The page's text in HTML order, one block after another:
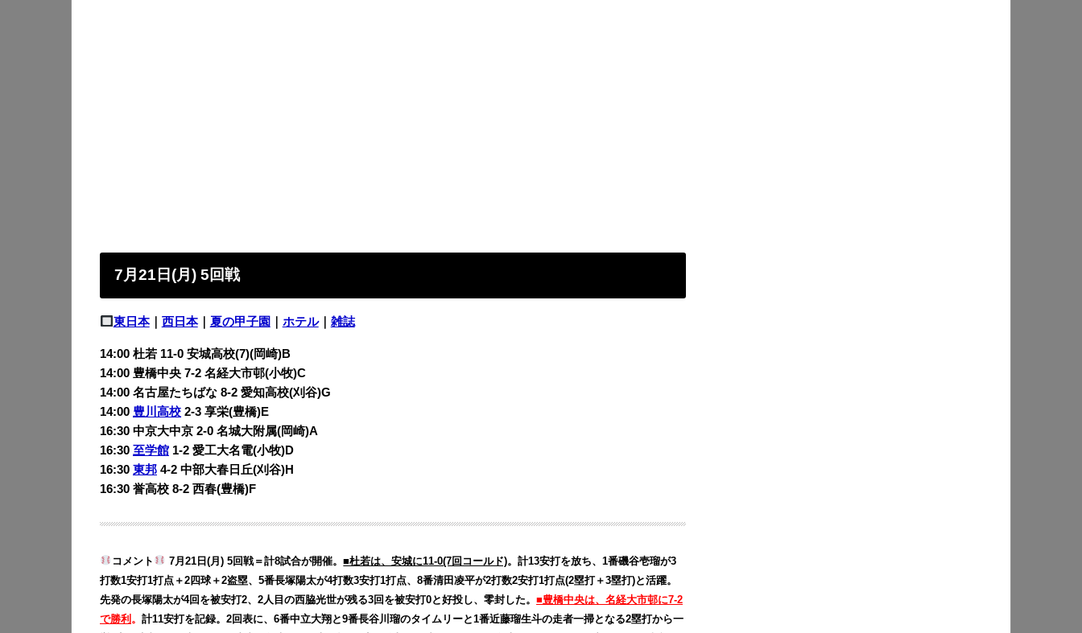
7月21日(月) 5回戦
東日本｜ 西日本｜ 夏の甲子園 ホテル｜ 雑誌
14:00 杜若 11-0 安城高校(7)(岡崎)B
14:00 豊橋中央 7-2 名経大市邨(小牧)C
14:00 名古屋たちばな 8-2 愛知高校(刈谷)G
14:00 豊川高校 2-3 享栄(豊橋)E
16:30 中京大中京 2-0 名城大附属(岡崎)A
16:30 至学館 1-2 愛工大名電(小牧)D
16:30 東邦 4-2 中部大春日丘(刈谷)H
16:30 誉高校 8-2 西春(豊橋)F
コメント 7月21日(月) 5回戦＝計8試合が開催。■杜若は、安城に11-0(7回コールド)。計13安打を放ち、1番磯谷壱瑠が3
打数1安打1打点＋2四球＋2盗塁、5番長塚陽太が4打数3安打1打点、8番清田凌平が2打数2安打1打点(2塁打＋3塁打)と活躍。
先発の長塚陽太が4回を被安打2、2人目の西脇光世が残る3回を被安打0と好投し、零封した。 ■豊橋中央は、名経大市邨に7-2
で勝利 。 計11安打を記録。2回表に、6番中立大翔と9番長谷川瑠のタイムリーと1番近藤瑠生斗の走者一掃となる2塁打から一